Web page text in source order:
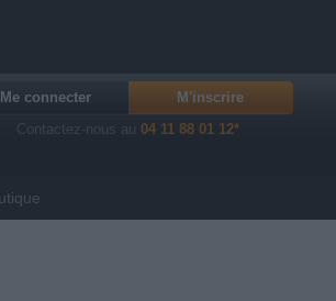
Me connecter
M'inscrire
Contactez-nous au04 11 88 01 12*